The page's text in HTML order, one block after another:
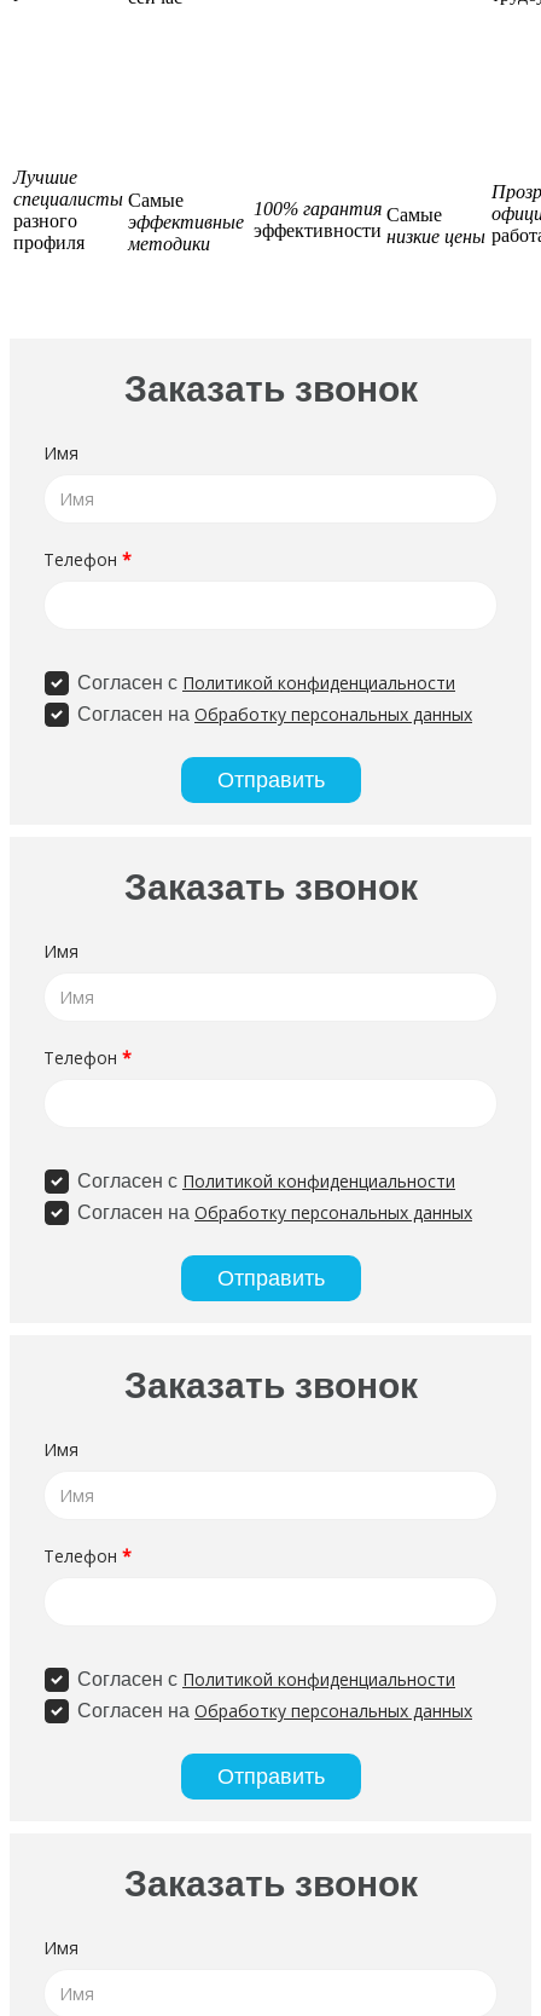
Лучшие
специалисты
разного
профиля
Самые
эффективные
методики
100% гарантия
эффективности
Самые
низкие цены